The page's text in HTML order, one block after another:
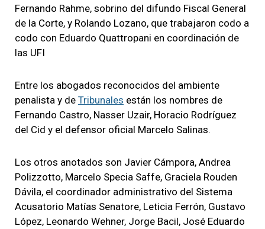
Fernando Rahme, sobrino del difundo Fiscal General
de la Corte, y Rolando Lozano, que trabajaron codo a
codo con Eduardo Quattropani en coordinación de
las UFI
Entre los abogados reconocidos del ambiente
penalista y de Tribunales están los nombres de
Fernando Castro, Nasser Uzair, Horacio Rodríguez
del Cid y el defensor oficial Marcelo Salinas.
Los otros anotados son Javier Cámpora, Andrea
Polizzotto, Marcelo Specia Saffe, Graciela Rouden
Dávila, el coordinador administrativo del Sistema
Acusatorio Matías Senatore, Leticia Ferrón, Gustavo
López, Leonardo Wehner, Jorge Bacil, José Eduardo